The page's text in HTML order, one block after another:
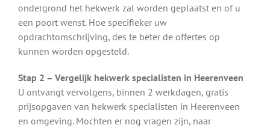
ondergrond het hekwerk zal worden geplaatst en of u
een poort wenst. Hoe specifieker uw
opdrachtomschrijving, des te beter de offertes op
kunnen worden opgesteld.
Stap 2 – Vergelijk hekwerk specialisten in Heerenveen
U ontvangt vervolgens, binnen 2 werkdagen, gratis
prijsopgaven van hekwerk specialisten in Heerenveen
en omgeving. Mochten er nog vragen zijn, naar